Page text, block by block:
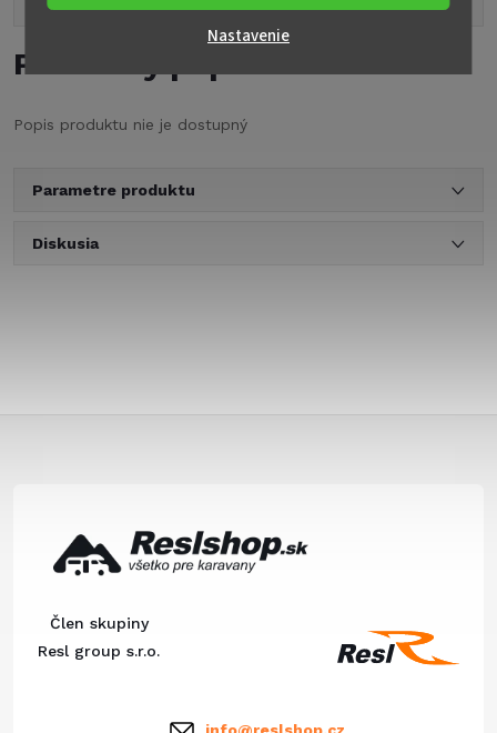
Nastavenie
Popis produktu
Podrobný popis
Popis produktu nie je dostupný
Parametre produktu
Diskusia
Člen skupiny
Resl group s.r.o.